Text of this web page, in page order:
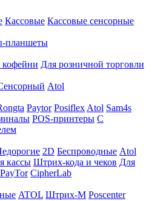
Кассовые Кассовые сенсорные
планшеты
кофейни Для розничной торговли
Atol
Paytor Posiflex Atol Sam4s
POS-принтеры С
2D Беспроводные Atol
кассы Штрих-кода и чеков Для
PayTor CipherLab
ATOL Штрих-М Poscenter